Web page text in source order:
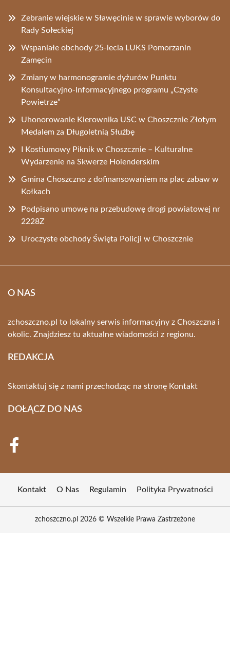
Zebranie wiejskie w Sławęcinie w sprawie wyborów do
Rady Sołeckiej
Wspaniałe obchody 25-lecia LUKS Pomorzanin
Zamęcin
Zmiany w harmonogramie dyżurów Punktu
Konsultacyjno-Informacyjnego programu „Czyste
Powietrze”
Uhonorowanie Kierownika USC w Choszcznie Złotym
Medalem za Długoletnią Służbę
I Kostiumowy Piknik w Choszcznie – Kulturalne
Wydarzenie na Skwerze Holenderskim
Gmina Choszczno z dofinansowaniem na plac zabaw w
Kołkach
Podpisano umowę na przebudowę drogi powiatowej nr
2228Z
Uroczyste obchody Święta Policji w Choszcznie
O NAS
zchoszczno.pl to lokalny serwis informacyjny z Choszczna i
okolic. Znajdziesz tu aktualne wiadomości z regionu.
REDAKCJA
Skontaktuj się z nami przechodząc na stronę Kontakt
DOŁĄCZ DO NAS
Kontakt O Nas Regulamin Polityka Prywatności
zchoszczno.pl 2026 © Wszelkie Prawa Zastrzeżone